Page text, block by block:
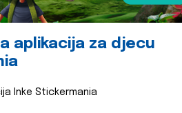
aplikacija za djecu
Inke Stickermania